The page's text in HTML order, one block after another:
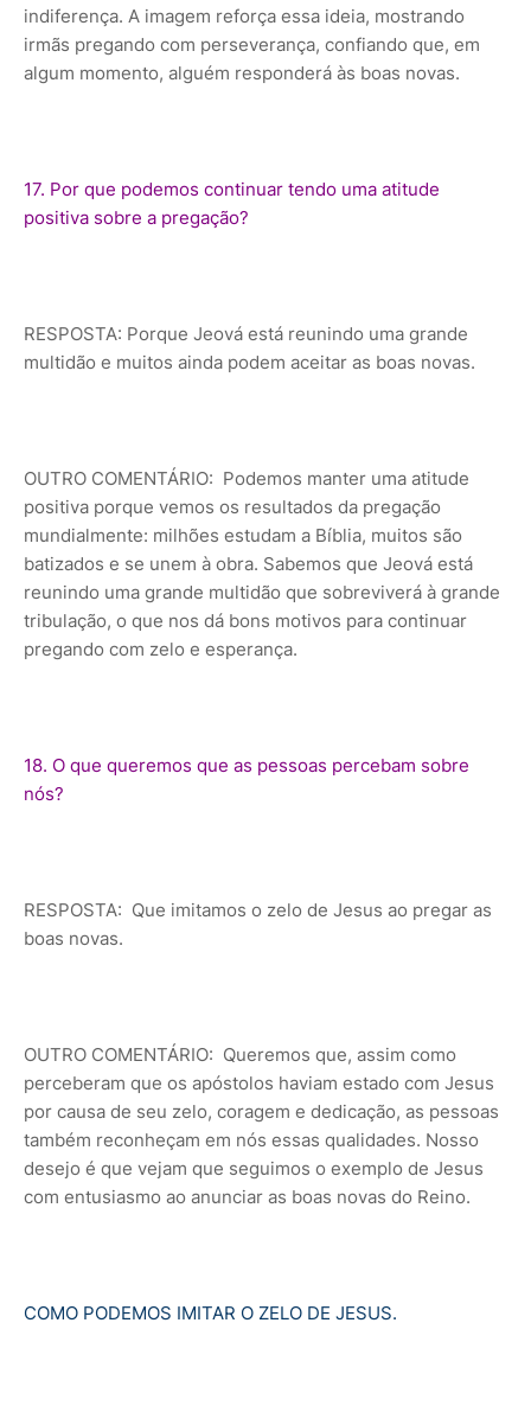
indiferença. A imagem reforça essa ideia, mostrando
irmãs pregando com perseverança, confiando que, em
algum momento, alguém responderá às boas novas.
17. Por que podemos continuar tendo uma atitude
positiva sobre a pregação?
RESPOSTA: Porque Jeová está reunindo uma grande
multidão e muitos ainda podem aceitar as boas novas.
OUTRO COMENTÁRIO: Podemos manter uma atitude
positiva porque vemos os resultados da pregação
mundialmente: milhões estudam a Bíblia, muitos são
batizados e se unem à obra. Sabemos que Jeová está
reunindo uma grande multidão que sobreviverá à grande
tribulação, o que nos dá bons motivos para continuar
pregando com zelo e esperança.
18. O que queremos que as pessoas percebam sobre
nós?
RESPOSTA: Que imitamos o zelo de Jesus ao pregar as
boas novas.
OUTRO COMENTÁRIO: Queremos que, assim como
perceberam que os apóstolos haviam estado com Jesus
por causa de seu zelo, coragem e dedicação, as pessoas
também reconheçam em nós essas qualidades. Nosso
desejo é que vejam que seguimos o exemplo de Jesus
com entusiasmo ao anunciar as boas novas do Reino.
COMO PODEMOS IMITAR O ZELO DE JESUS.